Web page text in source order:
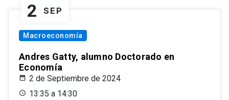
2 SEP
Macroeconomía
Andres Gatty, alumno Doctorado en
Economía
2 de Septiembre de 2024
13:35 a 14:30